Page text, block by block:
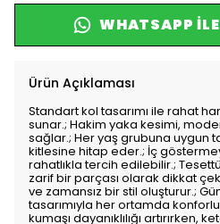
WHATSAPP
Ürün Açıklaması
Standart kol tasarımı ile rahat
sunar.; Hakim yaka kesimi,
sağlar.; Her yaş grubuna uygun
kitlesine hitap eder.; İç
rahatlıkla tercih edilebilir.;
zarif bir parçası olarak dikkat
ve zamansız bir stil oluşturur.;
tasarımıyla her ortamda
kumaşı dayanıklılığı artırırken,